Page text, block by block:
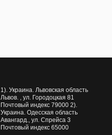
1). Украина. Львовская область
Львов. , ул. Городоцкая 81
Почтовый индекс 79000 2).
Украина. Одесская область
Авангард., ул. Спрейса 3
Почтовый индекс 65000